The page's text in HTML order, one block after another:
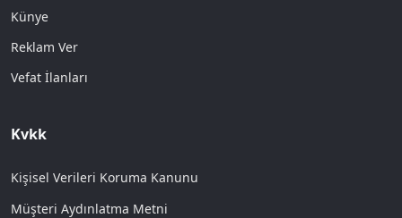
Künye
Reklam Ver
Vefat İlanları
Kvkk
Kişisel Verileri Koruma Kanunu
Müşteri Aydınlatma Metni